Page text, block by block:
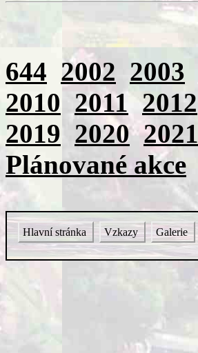
644 2002 2003
2010 2011 2012
2019 2020 2021
Plánované akce
Hlavní stránka Vzkazy Galerie